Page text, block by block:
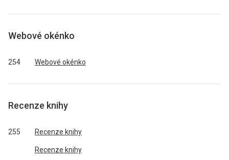
Webové okénko
254 Webové okénko
Recenze knihy
255 Recenze knihy
Recenze knihy